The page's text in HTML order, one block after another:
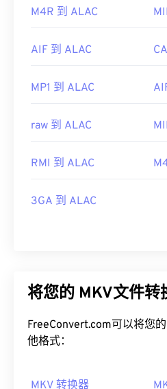
M4R 到 ALAC
AIF 到 ALAC
MP1 到 ALAC
raw 到 ALAC
RMI 到 ALAC
3GA 到 ALAC
将您的 MKV文件转
FreeConvert.com可以将您
他格式：
MKV 转换器